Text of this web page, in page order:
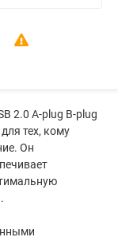
2.0 A-plug B-plug
тех, кому
Он